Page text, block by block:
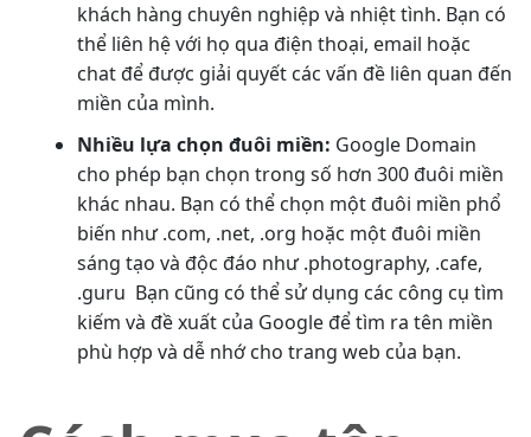
khách hàng chuyên nghiệp và nhiệt tình. Bạn có
thể liên hệ với họ qua điện thoại, email hoặc
chat để được giải quyết các vấn đề liên quan đến
miền của mình.
Nhiều lựa chọn đuôi miền: Google Domain
cho phép bạn chọn trong số hơn 300 đuôi miền
khác nhau. Bạn có thể chọn một đuôi miền phổ
biến như .com, .net, .org hoặc một đuôi miền
sáng tạo và độc đáo như .photography, .cafe,
.guru Bạn cũng có thể sử dụng các công cụ tìm
kiếm và đề xuất của Google để tìm ra tên miền
phù hợp và dễ nhớ cho trang web của bạn.